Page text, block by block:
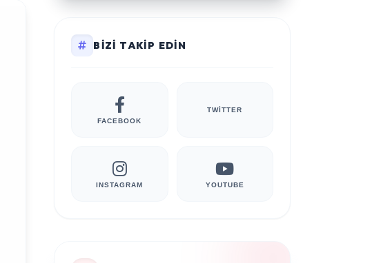
BIZI TAKIP EDIN
FACEBOOK
TWITTER
INSTAGRAM YOUTUBE